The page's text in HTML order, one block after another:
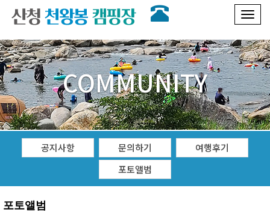
Toggle
COMMUNITY
공지사항 문의하기
여행후기
포토앨범
포토앨범